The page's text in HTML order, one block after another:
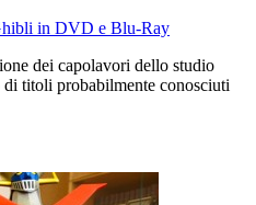
in DVD e Blu-Ray
dei capolavori dello studio
titoli probabilmente conosciuti